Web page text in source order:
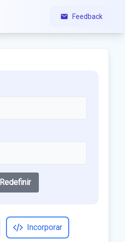
Feedback
Redefinir
Incorporar